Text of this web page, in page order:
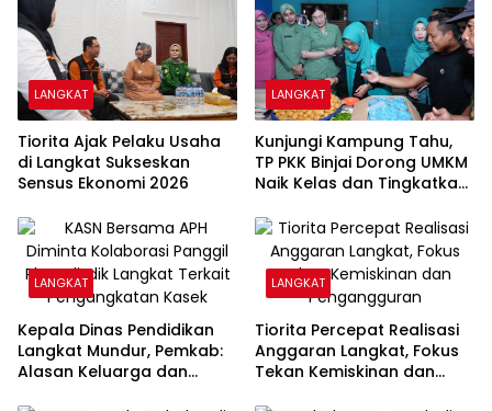
LANGKAT
Tiorita Ajak Pelaku Usaha
di Langkat Sukseskan
Sensus Ekonomi 2026
LANGKAT
Kunjungi Kampung Tahu,
TP PKK Binjai Dorong UMKM
Naik Kelas dan Tingkatkan
LANGKAT
Kepala Dinas Pendidikan
Langkat Mundur, Pemkab:
Alasan Keluarga dan
LANGKAT
Tiorita Percepat Realisasi
Anggaran Langkat, Fokus
Tekan Kemiskinan dan